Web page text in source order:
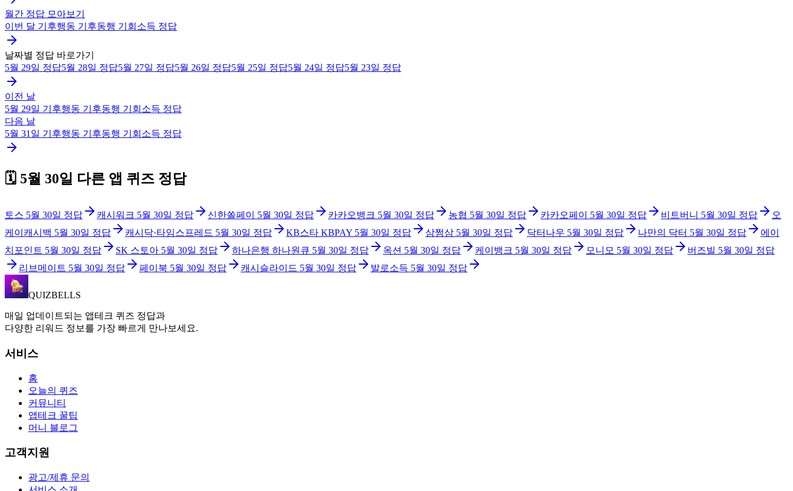
월간 정답 모아보기
이번 달 기후행동 기후동행 기회소득 정답
날짜별 정답 바로가기
5월 29일 정답5월 28일 정답5월 27일 정답5월 26일 정답5월 25일 정답5월 24일 정답5월 23일 정답
이전 날
5월 29일 기후행동 기후동행 기회소득 정답
다음 날
5월 31일 기후행동 기후동행 기회소득 정답
🗓️ 5월 30일 다른 앱 퀴즈 정답
토스 5월 30일 정답 캐시워크 5월 30일 정답 신한쏠페이 5월 30일 정답 카카오뱅크 5월 30일 정답 농협 5월 30일 정답 카카오페이 5월 30일 정답 비트버니 5월 30일 정답
오
케이캐시백 5월 30일 정답 캐시닥·타임스프레드 5월 30일 정답 KB스타 KBPAY 5월 30일 정답 삼쩜삼 5월 30일 정답 닥터나우 5월 30일 정답 나만의 닥터 5월 30일 정답
에이
치포인트 5월 30일 정답 SK 스토아 5월 30일 정답 하나은행 하나원큐 5월 30일 정답 옥션 5월 30일 정답 케이뱅크 5월 30일 정답 모니모 5월 30일 정답 버즈빌 5월 30일 정답
리브메이트 5월 30일 정답 페이북 5월 30일 정답 캐시슬라이드 5월 30일 정답 발로소득 5월 30일 정답
QUIZBELLS
매일 업데이트되는 앱테크 퀴즈 정답과
다양한 리워드 정보를 가장 빠르게 만나보세요.
서비스
홈
오늘의 퀴즈
커뮤니티
앱테크 꿀팁
머니 블로그
고객지원
광고/제휴 문의